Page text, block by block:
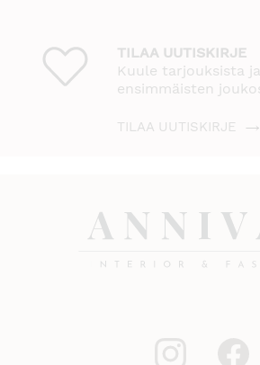
TILAA UUTISKIRJE
Kuule tarjouksista
ensimmäisten
TILAA UUTISKIRJE